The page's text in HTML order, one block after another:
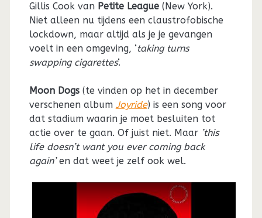
Gillis Cook van Petite League(New York).
Niet alleen nu tijdens een claustrofobische
lockdown, maar altijd als je je gevangen
voelt in een omgeving, ‘taking turns
swapping cigarettes‘.
Moon Dogs(te vinden op het in december
verschenen album Joyride) is een song voor
dat stadium waarin je moet besluiten tot
actie over te gaan. Of juist niet. Maar ’this
life doesn’t want you ever coming back
again’en dat weet je zelf ook wel.